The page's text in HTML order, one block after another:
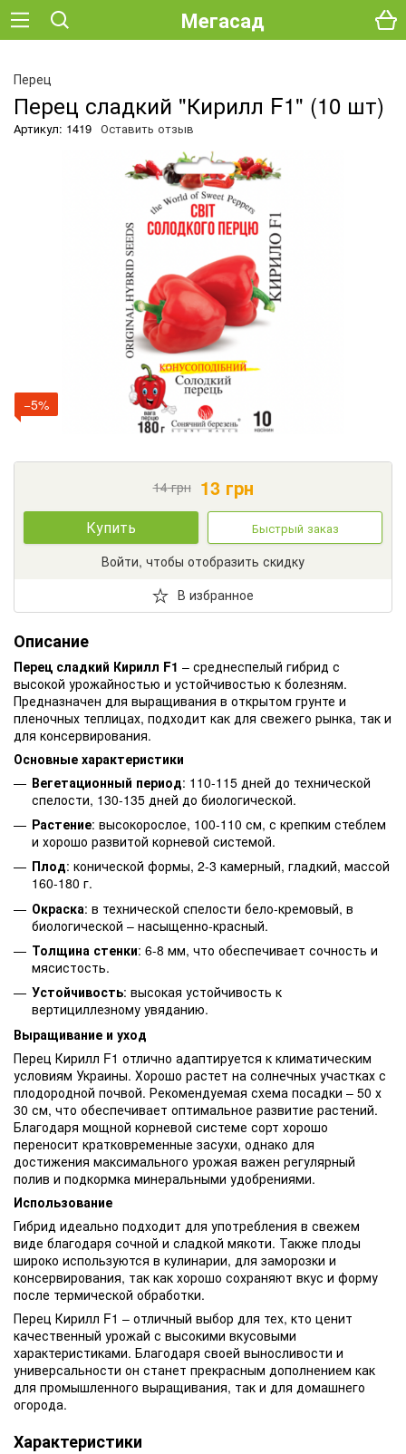
Мегасад
Перец
Перец сладкий "Кирилл F1" (10 шт)
Артикул: 1419 Оставить отзыв
−5%
14грн 13грн
Купить Быстрый заказ
Войти, чтобы отобразить скидку
В избранное
Описание
Перец сладкий Кирилл F1 – среднеспелый гибрид с
высокой урожайностью и устойчивостью к болезням.
Предназначен для выращивания в открытом грунте и
пленочных теплицах, подходит как для свежего рынка, так и
для консервирования.
Основные характеристики
Вегетационный период: 110-115 дней до технической
спелости, 130-135 дней до биологической.
Растение: высокорослое, 100-110 см, с крепким стеблем
и хорошо развитой корневой системой.
Плод: конической формы, 2-3 камерный, гладкий, массой
160-180 г.
Окраска: в технической спелости бело-кремовый, в
биологической – насыщенно-красный.
Толщина стенки: 6-8 мм, что обеспечивает сочность и
мясистость.
Устойчивость: высокая устойчивость к
вертициллезному увяданию.
Выращивание и уход
Перец Кирилл F1 отлично адаптируется к климатическим
условиям Украины. Хорошо растет на солнечных участках с
плодородной почвой. Рекомендуемая схема посадки – 50 х
30 см, что обеспечивает оптимальное развитие растений.
Благодаря мощной корневой системе сорт хорошо
переносит кратковременные засухи, однако для
достижения максимального урожая важен регулярный
полив и подкормка минеральными удобрениями.
Использование
Гибрид идеально подходит для употребления в свежем
виде благодаря сочной и сладкой мякоти. Также плоды
широко используются в кулинарии, для заморозки и
консервирования, так как хорошо сохраняют вкус и форму
после термической обработки.
Перец Кирилл F1 – отличный выбор для тех, кто ценит
качественный урожай с высокими вкусовыми
характеристиками. Благодаря своей выносливости и
универсальности он станет прекрасным дополнением как
для промышленного выращивания, так и для домашнего
огорода.
Характеристики